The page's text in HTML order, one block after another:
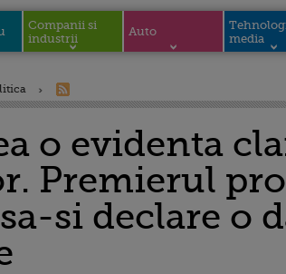
Companii si
industrii
Auto
media
o evidenta
Premierul
si declare o